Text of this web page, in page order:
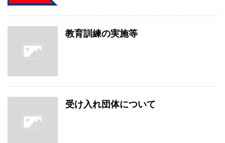
教育訓練の実施等
受け入れ団体について